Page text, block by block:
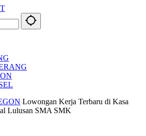
Lowongan Kerja Terbaru di Kasa
Lulusan SMA SMK